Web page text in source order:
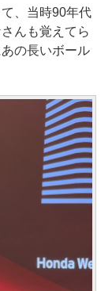
、当時90年代
んも覚えてら
の長いボール